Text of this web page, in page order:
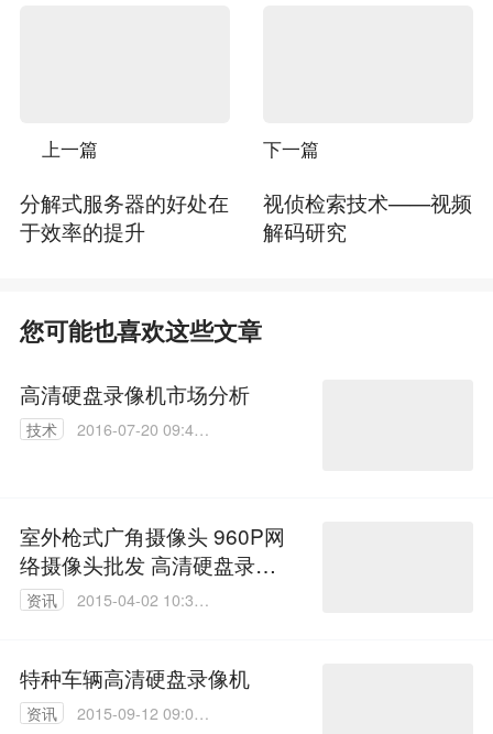
上一篇
分解式服务器的好处在
于效率的提升
下一篇
视侦检索技术——视频
解码研究
您可能也喜欢这些文章
高清硬盘录像机市场分析
技术
2016-07-20 09:42:
室外枪式广角摄像头 960P网
络摄像头批发 高清硬盘录像
机
资讯
2015-04-02 10:36:
特种车辆高清硬盘录像机
资讯
2015-09-12 09:04: